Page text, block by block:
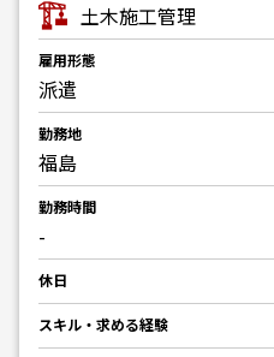
土木施工管理
雇用形態
派遣
勤務地
福島
勤務時間
-
休日
スキル・求める経験